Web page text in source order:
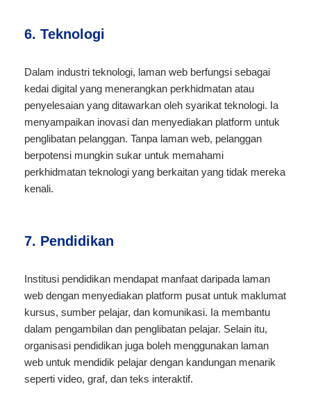
6. Teknologi
Dalam industri teknologi, laman web berfungsi sebagai
kedai digital yang menerangkan perkhidmatan atau
penyelesaian yang ditawarkan oleh syarikat teknologi. Ia
menyampaikan inovasi dan menyediakan platform untuk
penglibatan pelanggan. Tanpa laman web, pelanggan
berpotensi mungkin sukar untuk memahami
perkhidmatan teknologi yang berkaitan yang tidak mereka
kenali.
7. Pendidikan
Institusi pendidikan mendapat manfaat daripada laman
web dengan menyediakan platform pusat untuk maklumat
kursus, sumber pelajar, dan komunikasi. Ia membantu
dalam pengambilan dan penglibatan pelajar. Selain itu,
organisasi pendidikan juga boleh menggunakan laman
web untuk mendidik pelajar dengan kandungan menarik
seperti video, graf, dan teks interaktif.